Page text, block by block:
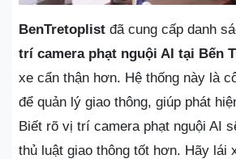
BenTretoplist đã cung cấp danh
trí camera phạt nguội AI tại Bến
xe cẩn thận hơn. Hệ thống này là
để quản lý giao thông, giúp phát
Biết rõ vị trí camera phạt nguội AI
thủ luật giao thông tốt hơn. Hãy lái